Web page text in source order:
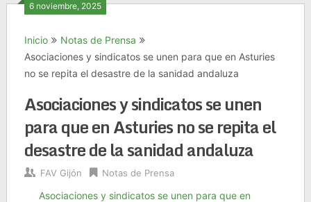
6 noviembre, 2025
Inicio
Notas de Prensa
Asociaciones y sindicatos se unen para que en Asturies
no se repita el desastre de la sanidad andaluza
Asociaciones y sindicatos se unen
para que en Asturies no se repita el
desastre de la sanidad andaluza
FAV Gijón Notas de Prensa
Asociaciones y sindicatos se unen para que en